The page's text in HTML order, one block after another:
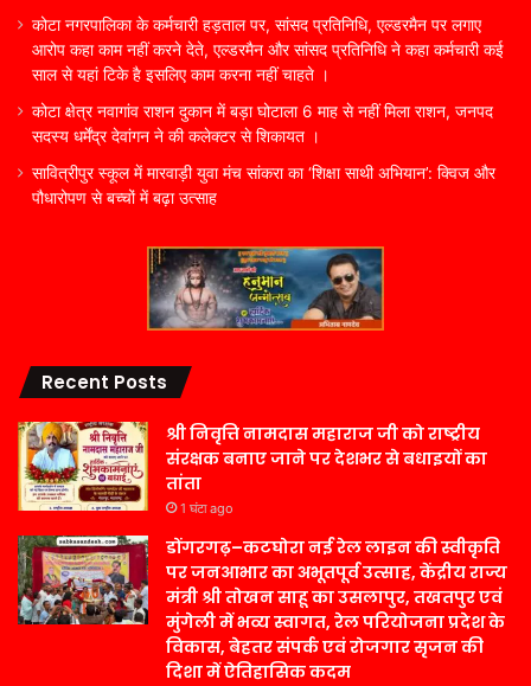
कोटा नगरपालिका के कर्मचारी हड़ताल पर, सांसद प्रतिनिधि, एल्डरमैन पर लगाए
आरोप कहा काम नहीं करने देते, एल्डरमैन और सांसद प्रतिनिधि ने कहा कर्मचारी कई
साल से यहां टिके है इसलिए काम करना नहीं चाहते ।
कोटा क्षेत्र नवागांव राशन दुकान में बड़ा घोटाला 6 माह से नहीं मिला राशन, जनपद
सदस्य धर्मेंद्र देवांगन ने की कलेक्टर से शिकायत ।
सावित्रीपुर स्कूल में मारवाड़ी युवा मंच सांकरा का ‘शिक्षा साथी अभियान’: क्विज और
पौधारोपण से बच्चों में बढ़ा उत्साह
Recent Posts
श्री निवृत्ति नामदास महाराज जी को राष्ट्रीय
संरक्षक बनाए जाने पर देशभर से बधाइयों का
तांता
1 घंटा ago
डोंगरगढ़–कटघोरा नई रेल लाइन की स्वीकृति
पर जनआभार का अभूतपूर्व उत्साह, केंद्रीय राज्य
मंत्री श्री तोखन साहू का उसलापुर, तखतपुर एवं
मुंगेली में भव्य स्वागत, रेल परियोजना प्रदेश के
विकास, बेहतर संपर्क एवं रोजगार सृजन की
दिशा में ऐतिहासिक कदम